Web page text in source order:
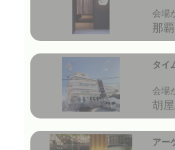
会場
那
タイ
会場
胡
アー